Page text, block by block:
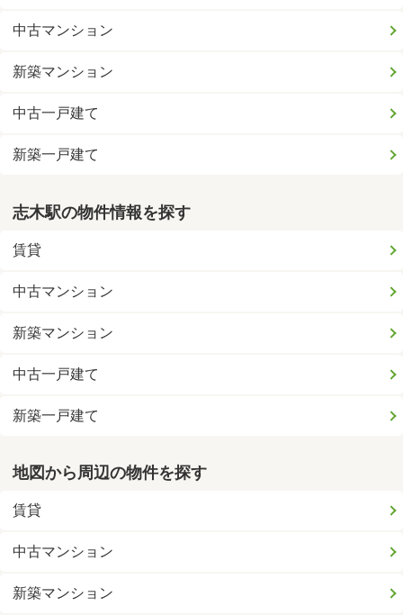
中古マンション
新築マンション
中古一戸建て
新築一戸建て
志木駅の物件情報を探す
賃貸
中古マンション
新築マンション
中古一戸建て
新築一戸建て
地図から周辺の物件を探す
賃貸
中古マンション
新築マンション